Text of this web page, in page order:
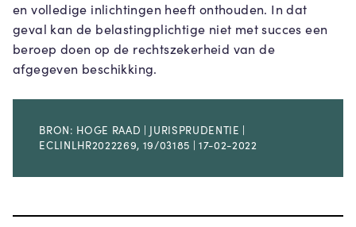
en volledige inlichtingen heeft onthouden. In dat
geval kan de belastingplichtige niet met succes een
beroep doen op de rechtszekerheid van de
afgegeven beschikking.
BRON: HOGE RAAD | JURISPRUDENTIE |
ECLINLHR2022269, 19/03185 | 17-02-2022